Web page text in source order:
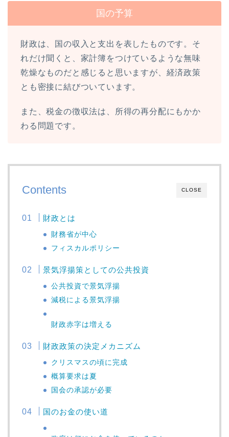
国の予算
財政は、国の収入と支出を表したものです。そ
れだけ聞くと、家計簿をつけているような無味
乾燥なものだと感じると思いますが、経済政策
とも密接に結びついています。
また、税金の徴収法は、所得の再分配にもかか
わる問題です。
CLOSE
Contents
財政とは
財務省が中心
フィスカルポリシー
景気浮揚策としての公共投資
公共投資で景気浮揚
減税による景気浮揚
財政赤字は増える
財政政策の決定メカニズム
クリスマスの頃に完成
概算要求は夏
国会の承認が必要
国のお金の使い道